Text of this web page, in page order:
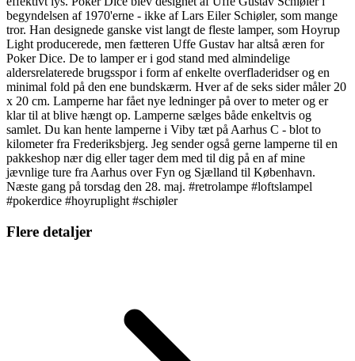
begyndelsen af 1970'erne - ikke af Lars Eiler Schiøler, som mange
tror. Han designede ganske vist langt de fleste lamper, som Hoyrup
Light producerede, men fætteren Uffe Gustav har altså æren for
Poker Dice. De to lamper er i god stand med almindelige
aldersrelaterede brugsspor i form af enkelte overfladeridser og en
minimal fold på den ene bundskærm. Hver af de seks sider måler 20
x 20 cm. Lamperne har fået nye ledninger på over to meter og er
klar til at blive hængt op. Lamperne sælges både enkeltvis og
samlet. Du kan hente lamperne i Viby tæt på Aarhus C - blot to
kilometer fra Frederiksbjerg. Jeg sender også gerne lamperne til en
pakkeshop nær dig eller tager dem med til dig på en af mine
jævnlige ture fra Aarhus over Fyn og Sjælland til København.
Næste gang på torsdag den 28. maj. #retrolampe #loftslampel
#pokerdice #hoyruplight #schiøler
Flere detaljer